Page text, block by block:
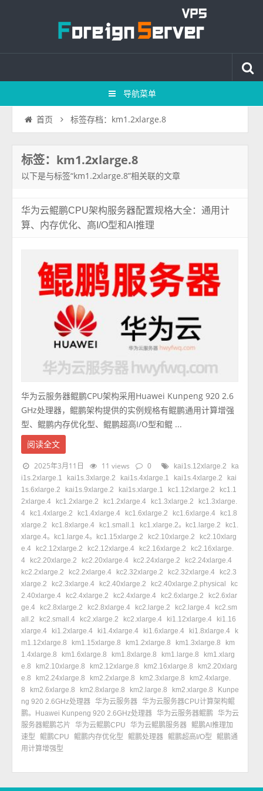
导航菜单
首页 标签存档：km1.2xlarge.8
标签：km1.2xlarge.8
以下是与标签“km1.2xlarge.8”相关联的文章
华为云鲲鹏CPU架构服务器配置规格大全：通用计
算、内存优化、高I/O型和AI推理
华为云服务器鲲鹏CPU架构采用Huawei Kunpeng 920 2.6
GHz处理器，鲲鹏架构提供的实例规格有鲲鹏通用计算增强
型、鲲鹏内存优化型、鲲鹏超高I/O型和鲲 ...
阅读全文
2025年3月11日 11 views 0 kai1s.12xlarge.2
ka
i1s.2xlarge.1
kai1s.3xlarge.2 kai1s.4xlarge.1 kai1s.4xlarge.2
kai
1s.6xlarge.2
kai1s.9xlarge.2 kai1s.xlarge.1 kc1.12xlarge.2
kc1.1
2xlarge.4
kc1.2xlarge.2 kc1.2xlarge.4 kc1.3xlarge.2
kc1.3xlarge.
4
kc1.4xlarge.2 kc1.4xlarge.4 kc1.6xlarge.2 kc1.6xlarge.4
kc1.8
xlarge.2
kc1.8xlarge.4 kc1.small.1 kc1.xlarge.2。kc1.large.2
kc1.
xlarge.4。kc1.large.4。kc1.15xlarge.2
kc2.10xlarge.2
kc2.10xlarg
e.4
kc2.12xlarge.2 kc2.12xlarge.4 kc2.16xlarge.2
kc2.16xlarge.
4
kc2.20xlarge.2 kc2.20xlarge.4 kc2.24xlarge.2
kc2.24xlarge.4
kc2.2xlarge.2
kc2.2xlarge.4 kc2.32xlarge.2 kc2.32xlarge.4
kc2.3
xlarge.2
kc2.3xlarge.4 kc2.40xlarge.2 kc2.40xlarge.2.physical
kc
2.40xlarge.4
kc2.4xlarge.2 kc2.4xlarge.4 kc2.6xlarge.2
kc2.6xlar
ge.4
kc2.8xlarge.2 kc2.8xlarge.4 kc2.large.2 kc2.large.4
kc2.sm
all.2
kc2.small.4 kc2.xlarge.2 kc2.xlarge.4 ki1.12xlarge.4
ki1.16
xlarge.4
ki1.2xlarge.4 ki1.4xlarge.4 ki1.6xlarge.4 ki1.8xlarge.4
k
m1.12xlarge.8
km1.15xlarge.8 km1.2xlarge.8 km1.3xlarge.8
km
1.4xlarge.8
km1.6xlarge.8 km1.8xlarge.8 km1.large.8
km1.xlarg
e.8
km2.10xlarge.8 km2.12xlarge.8 km2.16xlarge.8
km2.20xlarg
e.8
km2.24xlarge.8 km2.2xlarge.8 km2.3xlarge.8
km2.4xlarge.
8
km2.6xlarge.8 km2.8xlarge.8 km2.large.8 km2.xlarge.8
Kunpe
ng 920 2.6GHz处理器 华为云服务器 华为云服务器CPU计算架构鲲
鹏。Huawei Kunpeng 920 2.6GHz处理器 华为云服务器鲲鹏
华为云
服务器鲲鹏芯片
华为云鲲鹏CPU 华为云鲲鹏服务器 鲲鹏AI推理加
速型
鲲鹏CPU 鲲鹏内存优化型 鲲鹏处理器 鲲鹏超高I/O型
鲲鹏通
用计算增强型